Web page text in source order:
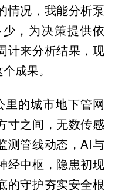
情况，我能分析泵
，为决策提供依
计来分析结果，现
成果。
的城市地下管网
寸之间，无数传感
测管线动态，AI与
经中枢，隐患初现
的守护夯实安全根